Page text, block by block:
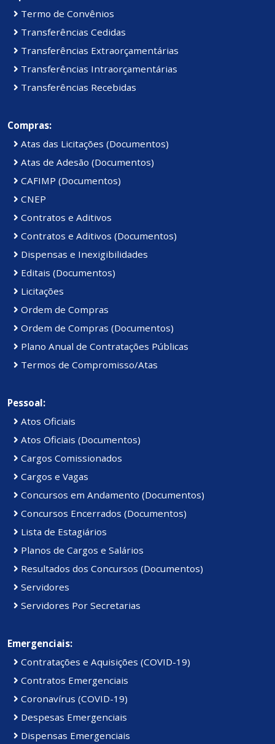
Termo de Convênios
Transferências Cedidas
Transferências Extraorçamentárias
Transferências Intraorçamentárias
Transferências Recebidas
Compras:
Atas das Licitações (Documentos)
Atas de Adesão (Documentos)
CAFIMP (Documentos)
CNEP
Contratos e Aditivos
Contratos e Aditivos (Documentos)
Dispensas e Inexigibilidades
Editais (Documentos)
Licitações
Ordem de Compras
Ordem de Compras (Documentos)
Plano Anual de Contratações Públicas
Termos de Compromisso/Atas
Pessoal:
Atos Oficiais
Atos Oficiais (Documentos)
Cargos Comissionados
Cargos e Vagas
Concursos em Andamento (Documentos)
Concursos Encerrados (Documentos)
Lista de Estagiários
Planos de Cargos e Salários
Resultados dos Concursos (Documentos)
Servidores
Servidores Por Secretarias
Emergenciais:
Contratações e Aquisições (COVID-19)
Contratos Emergenciais
Coronavírus (COVID-19)
Despesas Emergenciais
Dispensas Emergenciais